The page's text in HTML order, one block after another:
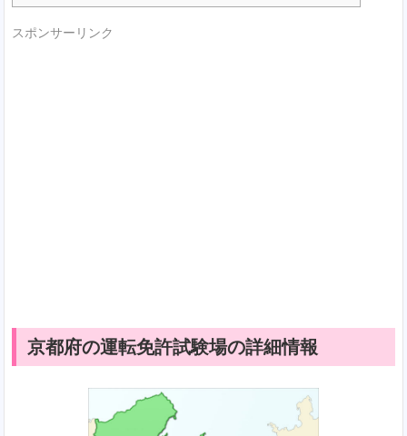
スポンサーリンク
京都府の運転免許試験場の詳細情報